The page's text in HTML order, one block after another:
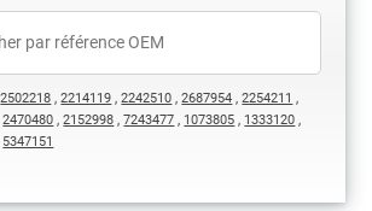
2502218 ,2214119 ,2242510 ,2687954 ,2254211 ,
2470480 ,2152998 ,7243477 , 1073805 , 1333120 ,
5347151